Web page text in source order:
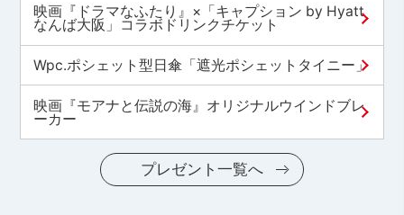
映画『ドラマなふたり』×「キャプション by Hyatt
なんば大阪」コラボドリンクチケット
Wpc.ポシェット型日傘「遮光ポシェットタイニー」
映画『モアナと伝説の海』オリジナルウインドブレ
ーカー
プレゼント一覧へ